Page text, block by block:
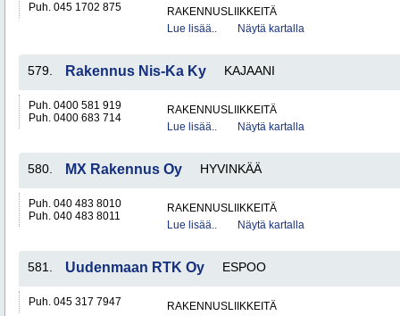
Puh. 045 1702 875
RAKENNUSLIIKKEITÄ
Lue lisää..
Näytä kartalla
579. Rakennus Nis-Ka Ky KAJAANI
Puh. 0400 581 919
Puh. 0400 683 714
RAKENNUSLIIKKEITÄ
Lue lisää..
Näytä kartalla
580. MX Rakennus Oy HYVINKÄÄ
Puh. 040 483 8010
Puh. 040 483 8011
RAKENNUSLIIKKEITÄ
Lue lisää..
Näytä kartalla
581. Uudenmaan RTK Oy ESPOO
Puh. 045 317 7947
RAKENNUSLIIKKEITÄ